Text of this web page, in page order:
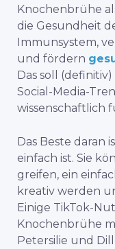
Knochenbrühe
die Gesundheit
Immunsystem,
und fördern
Das soll
Social-Media-
wissenschaftlich
Das Beste daran
einfach ist. Sie
greifen, ein
kreativ werden
Einige TikTok-
Knochenbrühe
Petersilie und